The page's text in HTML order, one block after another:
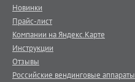
Новинки
Прайс-лист
Компании на Яндекс.Карте
Инструкции
Отзывы
Российские вендинговые аппараты